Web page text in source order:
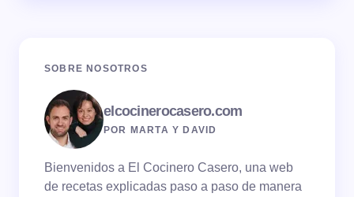
SOBRE NOSOTROS
elcocinerocasero.com
POR MARTA Y DAVID
Bienvenidos a El Cocinero Casero, una web
de recetas explicadas paso a paso de manera